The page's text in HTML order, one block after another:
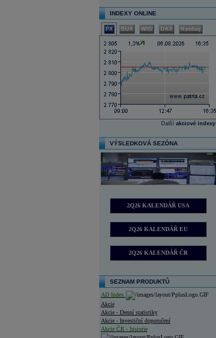
INDEXY ONLINE
PX BUX WIG DAX Nasdaq
Další akciové indexy
VÝSLEDKOVÁ SEZÓNA
2Q26 KALENDÁŘ USA
2Q26 KALENDÁŘ EU
2Q26 KALENDÁŘ ČR
SEZNAM PRODUKTŮ
AD Index
Akcie
Akcie - Denní statistiky
Akcie - Investiční doporučení
Akcie ČR - historie